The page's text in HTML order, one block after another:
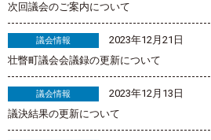
次回議会のご案内について
議会情報
2023年12月21日
壮瞥町議会会議録の更新について
議会情報
2023年12月13日
議決結果の更新について